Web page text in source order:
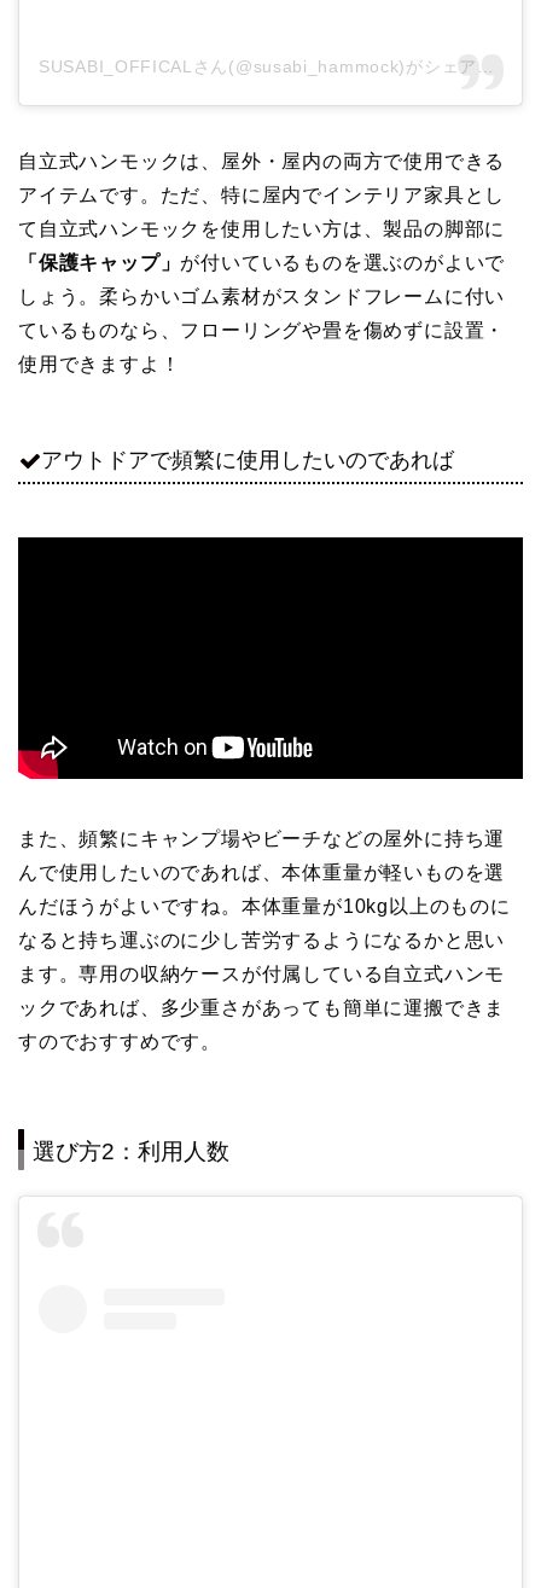
自立式ハンモックは、屋外・屋内の両方で使用できる
アイテムです。ただ、特に屋内でインテリア家具とし
て自立式ハンモックを使用したい方は、製品の脚部に
「保護キャップ」 が付いているものを選ぶのがよいで
しょう。柔らかいゴム素材がスタンドフレームに付い
ているものなら、フローリングや畳を傷めずに設置・
使用できますよ！
アウトドアで頻繁に使用したいのであれば
また、頻繁にキャンプ場やビーチなどの屋外に持ち運
んで使用したいのであれば、本体重量が軽いものを選
んだほうがよいですね。本体重量が10kg以上のものに
なると持ち運ぶのに少し苦労するようになるかと思い
ます。専用の収納ケースが付属している自立式ハンモ
ックであれば、多少重さがあっても簡単に運搬できま
すのでおすすめです。
選び方2：利用人数